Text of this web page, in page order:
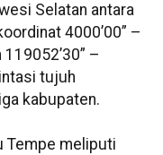
Selatan antara
4000’00” –
–
tujuh
kabupaten.
Tempe meliputi